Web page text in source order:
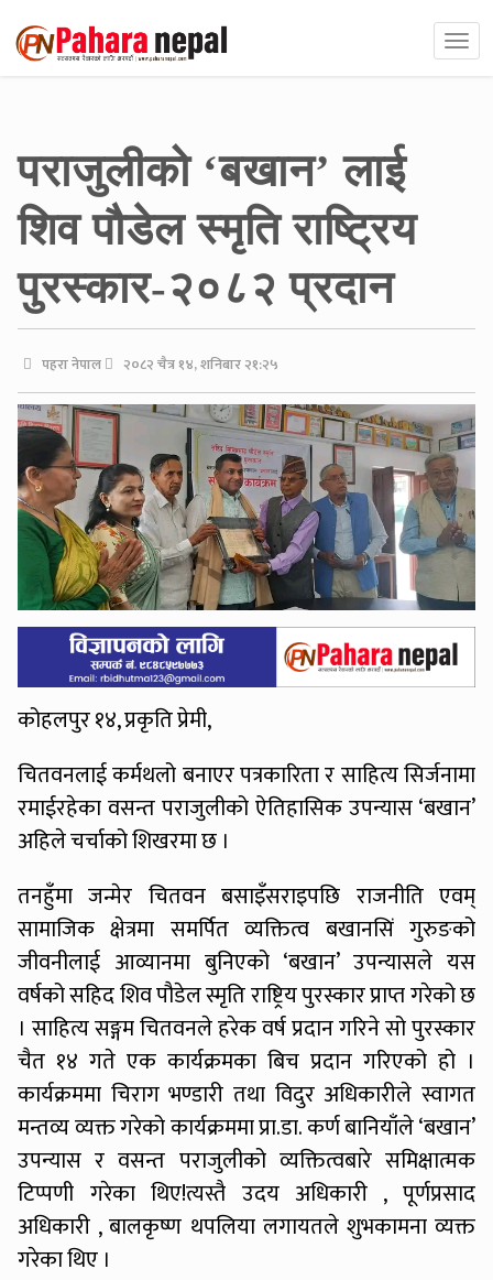
पराजुलीको ‘बखान’ लाई
शिव पौडेल स्मृति राष्ट्रिय
पुरस्कार-२०८२ प्रदान
पहरा नेपाल २०८२ चैत्र १४, शनिबार २१:२५
कोहलपुर १४, प्रकृति प्रेमी,
चितवनलाई कर्मथलो बनाएर पत्रकारिता र साहित्य सिर्जनामा
रमाईरहेका वसन्त पराजुलीको ऐतिहासिक उपन्यास ‘बखान’
अहिले चर्चाको शिखरमा छ ।
तनहुँमा जन्मेर चितवन बसाइँसराइपछि राजनीति एवम्
सामाजिक क्षेत्रमा समर्पित व्यक्तित्व बखानसिं गुरुङको
जीवनीलाई आव्यानमा बुनिएको ‘बखान’ उपन्यासले यस
वर्षको सहिद शिव पौडेल स्मृति राष्ट्रिय पुरस्कार प्राप्त गरेको छ
। साहित्य सङ्गम चितवनले हरेक वर्ष प्रदान गरिने सो पुरस्कार
चैत १४ गते एक कार्यक्रमका बिच प्रदान गरिएको हो ।
कार्यक्रममा चिराग भण्डारी तथा विदुर अधिकारीले स्वागत
मन्तव्य व्यक्त गरेको कार्यक्रममा प्रा.डा. कर्ण बानियाँले ‘बखान’
उपन्यास र वसन्त पराजुलीको व्यक्तित्वबारे समिक्षात्मक
टिप्पणी गरेका थिए!त्यस्तै उदय अधिकारी , पूर्णप्रसाद
अधिकारी , बालकृष्ण थपलिया लगायतले शुभकामना व्यक्त
गरेका थिए ।